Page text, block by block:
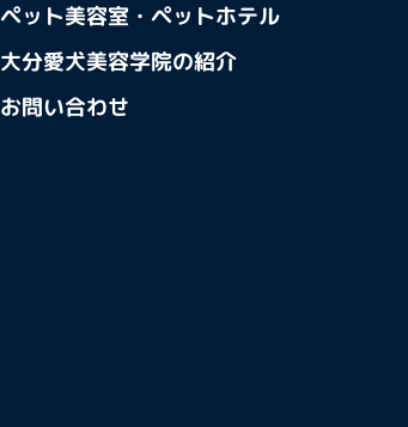
ペット美容室・ペットホテル
大分愛犬美容学院の紹介
お問い合わせ